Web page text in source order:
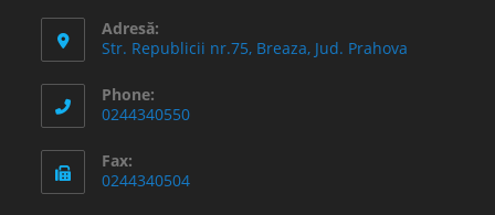
Adresă:
Str. Republicii nr.75, Breaza, Jud. Prahova
Phone:
0244340550
Fax:
0244340504